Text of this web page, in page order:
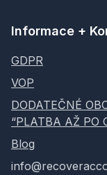
Informace +
GDPR
VOP
DODATEČNÉ
“PLATBA AŽ PO
Blog